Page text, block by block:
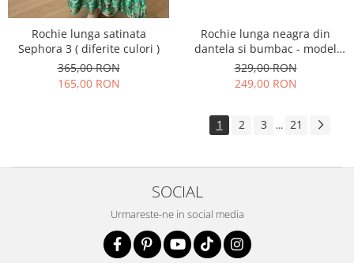
Rochie lunga satinata
Sephora 3 ( diferite culori )
365,00 RON
165,00 RON
Rochie lunga neagra din
dantela si bumbac - model
elegant vaporoasa
329,00 RON
249,00 RON
1 2 3 ... 21
SOCIAL
Urmareste-ne in social media